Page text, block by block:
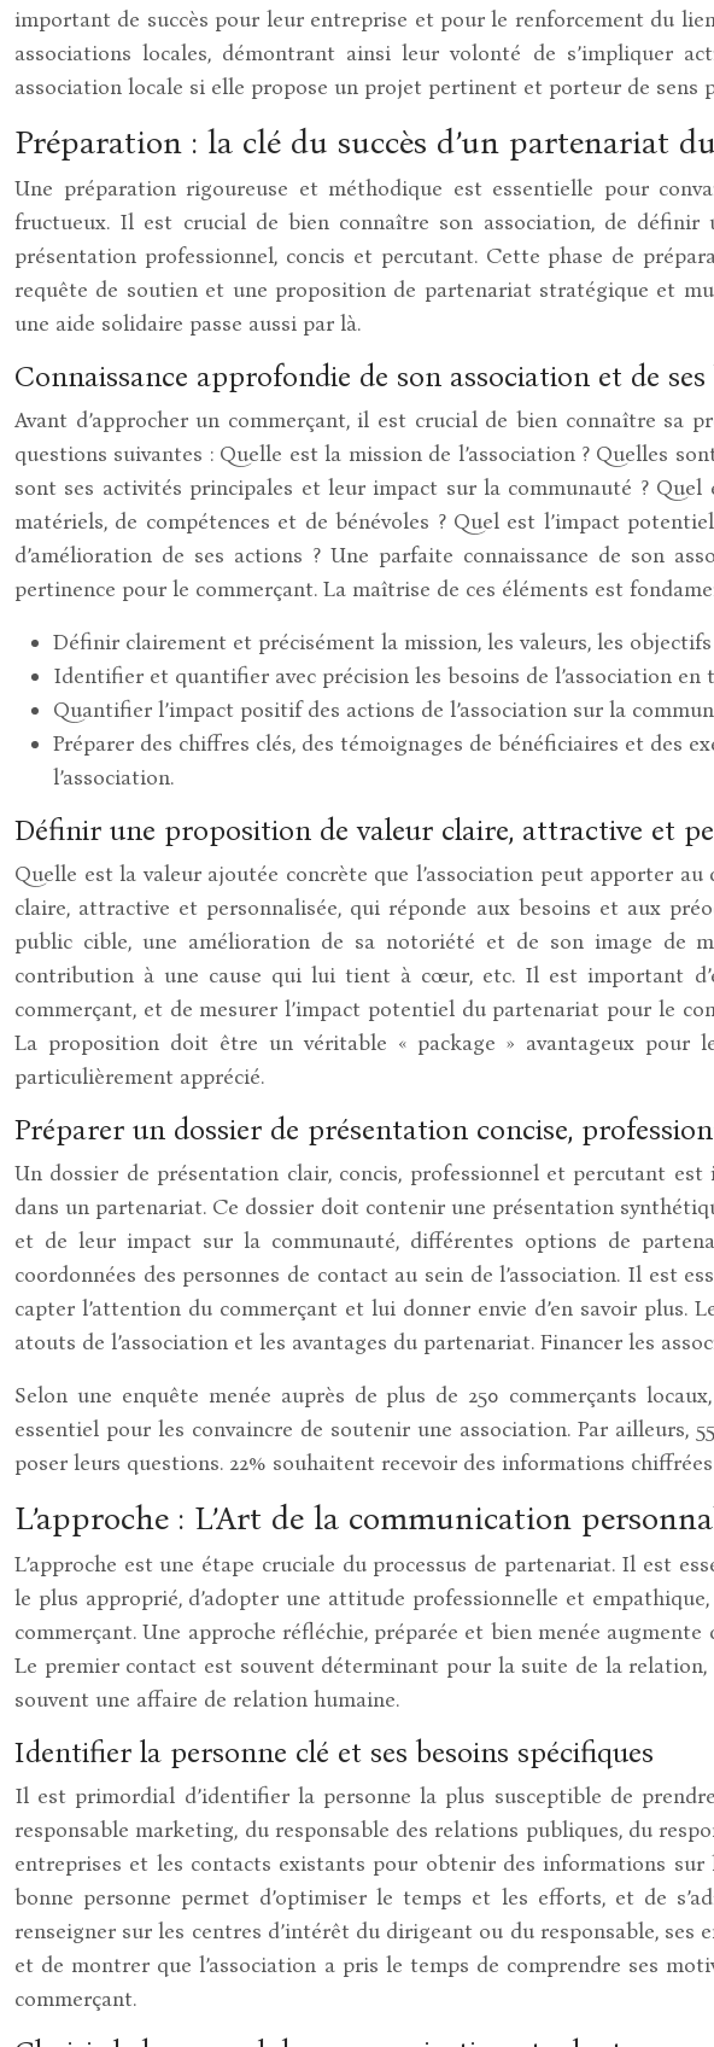
important de succès pour leur entreprise et pour le renforcement du
associations locales, démontrant ainsi leur volonté de s’impliquer
association locale si elle propose un projet pertinent et porteur de sens
Préparation : la clé du succès d’un partenariat
Une préparation rigoureuse et méthodique est essentielle pour
fructueux. Il est crucial de bien connaître son association, de
présentation professionnel, concis et percutant. Cette phase de
requête de soutien et une proposition de partenariat stratégique et
une aide solidaire passe aussi par là.
Connaissance approfondie de son association et de ses
Avant d’approcher un commerçant, il est crucial de bien connaître
questions suivantes : Quelle est la mission de l’association ? Quelles
sont ses activités principales et leur impact sur la communauté ?
matériels, de compétences et de bénévoles ? Quel est l’impact
d’amélioration de ses actions ? Une parfaite connaissance de son
pertinence pour le commerçant. La maîtrise de ces éléments est
Définir clairement et précisément la mission, les valeurs, les
Identifier et quantifier avec précision les besoins de l’association
Quantifier l’impact positif des actions de l’association sur la
Préparer des chiffres clés, des témoignages de bénéficiaires et des
l’association.
Définir une proposition de valeur claire, attractive et
Quelle est la valeur ajoutée concrète que l’association peut apporter
claire, attractive et personnalisée, qui réponde aux besoins et aux
public cible, une amélioration de sa notoriété et de son image de
contribution à une cause qui lui tient à cœur, etc. Il est important
commerçant, et de mesurer l’impact potentiel du partenariat pour le
La proposition doit être un véritable « package » avantageux pour
particulièrement apprécié.
Préparer un dossier de présentation concise,
Un dossier de présentation clair, concis, professionnel et percutant
dans un partenariat. Ce dossier doit contenir une présentation
et de leur impact sur la communauté, différentes options de
coordonnées des personnes de contact au sein de l’association. Il est
capter l’attention du commerçant et lui donner envie d’en savoir
atouts de l’association et les avantages du partenariat. Financer les
Selon une enquête menée auprès de plus de 250 commerçants
essentiel pour les convaincre de soutenir une association. Par
poser leurs questions. 22% souhaitent recevoir des informations
L’approche : L’Art de la communication
L’approche est une étape cruciale du processus de partenariat. Il est
le plus approprié, d’adopter une attitude professionnelle et
commerçant. Une approche réfléchie, préparée et bien menée
Le premier contact est souvent déterminant pour la suite de la
souvent une affaire de relation humaine.
Identifier la personne clé et ses besoins spécifiques
Il est primordial d’identifier la personne la plus susceptible de
responsable marketing, du responsable des relations publiques, du
entreprises et les contacts existants pour obtenir des informations
bonne personne permet d’optimiser le temps et les efforts, et de
renseigner sur les centres d’intérêt du dirigeant ou du responsable,
et de montrer que l’association a pris le temps de comprendre ses
commerçant.